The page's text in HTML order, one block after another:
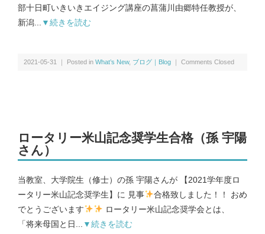
アクセス｜Access
新潟県および新潟市のCOVID-19の実効再生産数｜COVID-19
effective reproduction number at Niigata
インフルエンザ | Influenza virus
抗インフルエンザ剤感受性低下株調査｜Antiviral Susceptibility
部十日町いきいきエイジング講座の菖蒲川由郷特任教授が、
新潟...
▼続きを読む
2021-05-31 ｜ Posted in What’s New, ブログ｜Blog ｜ Comments Closed
ロータリー米山記念奨学生合格（孫 宇陽
さん）
当教室、大学院生（修士）の孫 宇陽さんが 【2021学年度ロ
ータリー米山記念奨学生】に 見事
合格致しました！！ おめ
でとうございます
ロータリー米山記念奨学会とは、
「将来母国と日...
▼続きを読む